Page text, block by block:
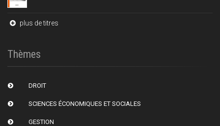
plus de titres
Thèmes
DROIT
SCIENCES ÉCONOMIQUES ET SOCIALES
GESTION